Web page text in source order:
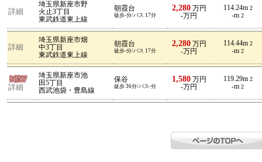
詳細
埼玉県新座市野
火止3丁目
東武鉄道東上線
朝霞台
徒歩-分/バス 17分
2,280万円
-万円
114.24m 2
-m 2
詳細
埼玉県新座市畑
中3丁目
東武鉄道東上線
朝霞台
徒歩-分/バス 17分
2,280万円
-万円
114.44m 2
-m 2
詳細
埼玉県新座市池
田5丁目
西武池袋・豊島線
保谷
徒歩 36分/バス-分
1,580万円
-万円
119.29m 2
-m 2